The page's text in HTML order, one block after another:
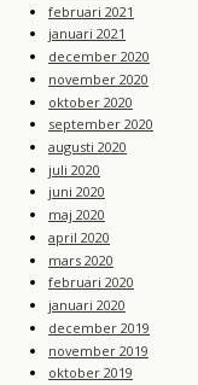
februari 2021
januari 2021
december 2020
november 2020
oktober 2020
september 2020
augusti 2020
juli 2020
juni 2020
maj 2020
april 2020
mars 2020
februari 2020
januari 2020
december 2019
november 2019
oktober 2019